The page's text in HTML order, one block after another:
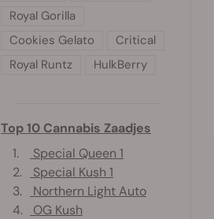
Royal Gorilla
Cookies Gelato
Critical
Royal Runtz
HulkBerry
Top 10 Cannabis Zaadjes
1.
Special Queen 1
2.
Special Kush 1
3.
Northern Light Auto
4.
OG Kush